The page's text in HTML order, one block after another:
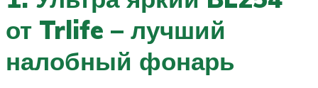
от Trlife – лучший
налобный фонарь